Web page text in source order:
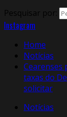
Pesquisar por:
Instagram
Home
Notícias
Cearenses
taxas do
solicitar
Notícias